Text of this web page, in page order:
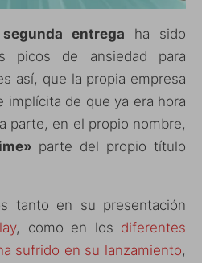
segunda entrega ha sido
picos de ansiedad para
así, que la propia empresa
implícita de que ya era hora
parte, en el propio nombre,
parte del propio título
tanto en su presentación
, como en los diferentes
sufrido en su lanzamiento,